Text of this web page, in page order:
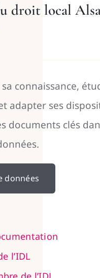
droit local
connaissance,
adapter ses
documents clés
données
l’IDL